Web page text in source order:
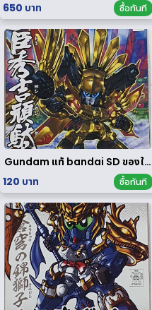
650 บาท
ซื้อทันที
Gundam แท้ bandai SD ของใหม่
120 บาท
ซื้อทันที